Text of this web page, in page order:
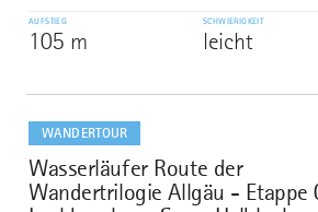
AUFSTIEG
105 m
SCHWIERIGKEIT
leicht
WANDERTOUR
10
Wasserläufer Route der
Wandertrilogie Allgäu - Etappe
dazu